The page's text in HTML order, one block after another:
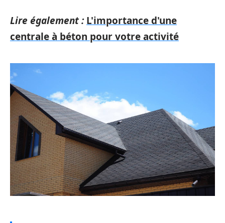
Lire également : L'importance d'une
centrale à béton pour votre activité